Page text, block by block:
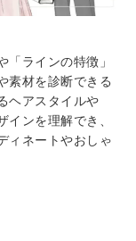
ラインの特徴」
素材を診断できる
ヘアスタイルや
ンを理解でき、
ィネートやおしゃ